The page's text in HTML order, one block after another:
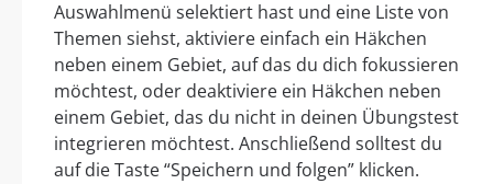
Auswahlmenü selektiert hast und eine Liste von
Themen siehst, aktiviere einfach ein Häkchen
neben einem Gebiet, auf das du dich fokussieren
möchtest, oder deaktiviere ein Häkchen neben
einem Gebiet, das du nicht in deinen Übungstest
integrieren möchtest. Anschließend solltest du
auf die Taste “Speichern und folgen” klicken.